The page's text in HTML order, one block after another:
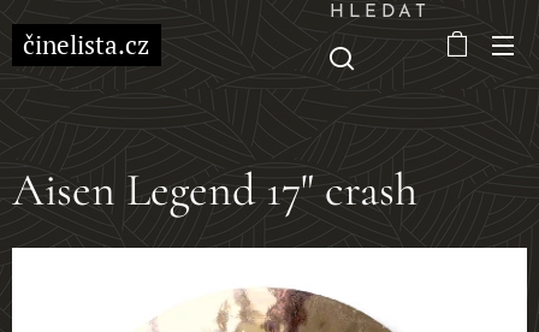
činelista.cz
HLEDAT
Aisen Legend 17" crash